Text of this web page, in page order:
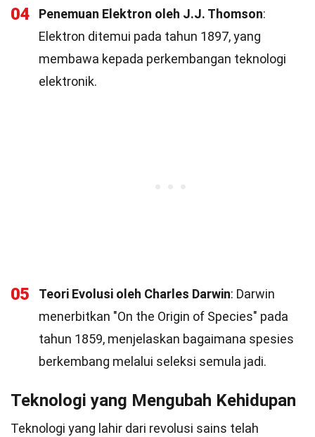
04 Penemuan Elektron oleh J.J. Thomson:
Elektron ditemui pada tahun 1897, yang
membawa kepada perkembangan teknologi
elektronik.
05 Teori Evolusi oleh Charles Darwin: Darwin
menerbitkan "On the Origin of Species" pada
tahun 1859, menjelaskan bagaimana spesies
berkembang melalui seleksi semula jadi.
Teknologi yang Mengubah Kehidupan
Teknologi yang lahir dari revolusi sains telah